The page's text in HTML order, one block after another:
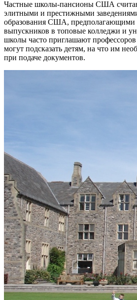
Частные школы-пансионы США
элитными и престижными
образования США, предполагающими
выпускников в топовые колледжи и
школы часто приглашают профессоров
могут подсказать детям, на что им
при подаче документов.